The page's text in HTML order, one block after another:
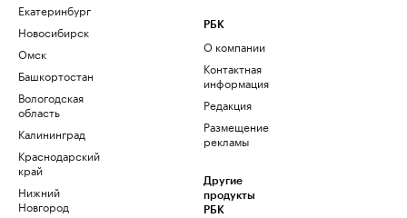
Екатеринбург
Новосибирск
Омск
Башкортостан
Вологодская
область
Калининград
Краснодарский
край
Нижний
Новгород
РБК
О компании
Контактная
информация
Редакция
Размещение
рекламы
Другие
продукты
РБК